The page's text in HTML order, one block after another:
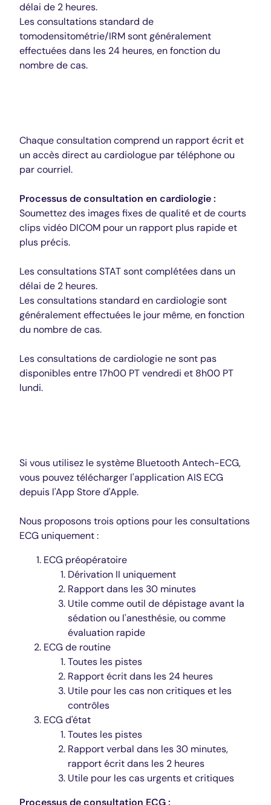
délai de 2 heures.
Les consultations standard de
tomodensitométrie/IRM sont généralement
effectuées dans les 24 heures, en fonction du
nombre de cas.
Chaque consultation comprend un rapport écrit et
un accès direct au cardiologue par téléphone ou
par courriel.
Processus de consultation en cardiologie :
Soumettez des images fixes de qualité et de courts
clips vidéo DICOM pour un rapport plus rapide et
plus précis.
Les consultations STAT sont complétées dans un
délai de 2 heures.
Les consultations standard en cardiologie sont
généralement effectuées le jour même, en fonction
du nombre de cas.
Les consultations de cardiologie ne sont pas
disponibles entre 17h00 PT vendredi et 8h00 PT
lundi.
Si vous utilisez le système Bluetooth Antech-ECG,
vous pouvez télécharger l'application AIS ECG
depuis l'App Store d'Apple.
Nous proposons trois options pour les consultations
ECG uniquement :
ECG préopératoire
Dérivation II uniquement
Rapport dans les 30 minutes
Utile comme outil de dépistage avant la
sédation ou l'anesthésie, ou comme
évaluation rapide
ECG de routine
Toutes les pistes
Rapport écrit dans les 24 heures
Utile pour les cas non critiques et les
contrôles
ECG d'état
Toutes les pistes
Rapport verbal dans les 30 minutes,
rapport écrit dans les 2 heures
Utile pour les cas urgents et critiques